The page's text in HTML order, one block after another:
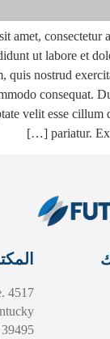
amet, consectetur
ut labore et
quis nostrud
consequat.
velit esse cillum
pariatur.
39495